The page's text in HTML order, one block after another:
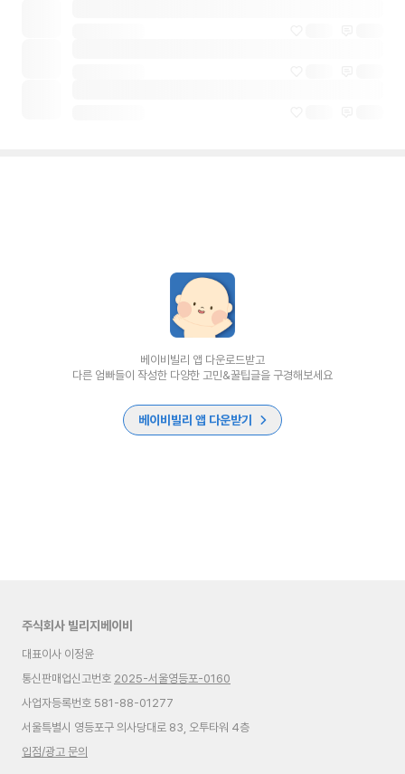
베이비빌리 앱 다운로드받고
다른 엄빠들이 작성한 다양한 고민&꿀팁글을 구경해보세요
베이비빌리 앱 다운받기
주식회사 빌리지베이비
대표이사 이정윤
통신판매업신고번호 2025-서울영등포-0160
사업자등록번호 581-88-01277
서울특별시 영등포구 의사당대로 83, 오투타워 4층
입점/광고 문의